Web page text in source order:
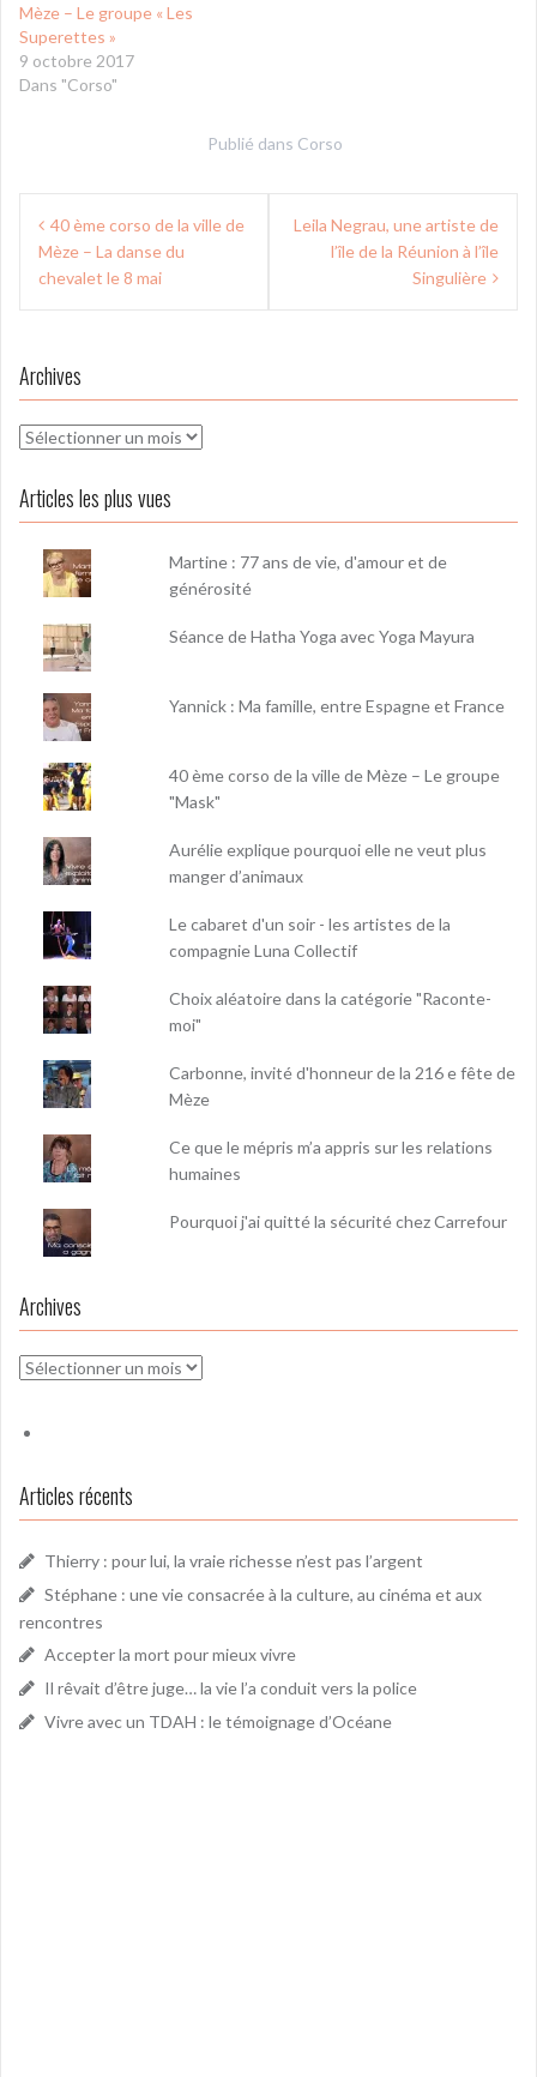
Mèze – Le groupe « Les
Superettes »
9 octobre 2017
Dans "Corso"
Publié dans Corso
Navigation
de
l’article
40 ème corso de la ville de
Mèze – La danse du
chevalet le 8 mai
Leila Negrau, une artiste de
l’île de la Réunion à l’île
Singulière
Archives
Archives
Articles les plus vues
Martine : 77 ans de vie, d'amour et de
générosité
Séance de Hatha Yoga avec Yoga Mayura
Yannick : Ma famille, entre Espagne et France
40 ème corso de la ville de Mèze – Le groupe
"Mask"
Aurélie explique pourquoi elle ne veut plus
manger d’animaux
Le cabaret d'un soir - les artistes de la
compagnie Luna Collectif
Choix aléatoire dans la catégorie "Raconte-
moi"
Carbonne, invité d'honneur de la 216 e fête de
Mèze
Ce que le mépris m’a appris sur les relations
humaines
Pourquoi j'ai quitté la sécurité chez Carrefour
Archives
Archives
Articles récents
Thierry : pour lui, la vraie richesse n’est pas l’argent
Stéphane : une vie consacrée à la culture, au cinéma et aux
rencontres
Accepter la mort pour mieux vivre
Il rêvait d’être juge… la vie l’a conduit vers la police
Vivre avec un TDAH : le témoignage d’Océane